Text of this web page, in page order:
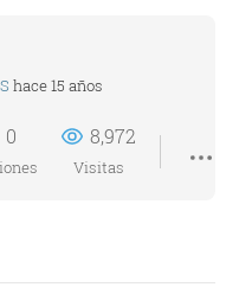
hace 15 años
0 8,972
Visitas